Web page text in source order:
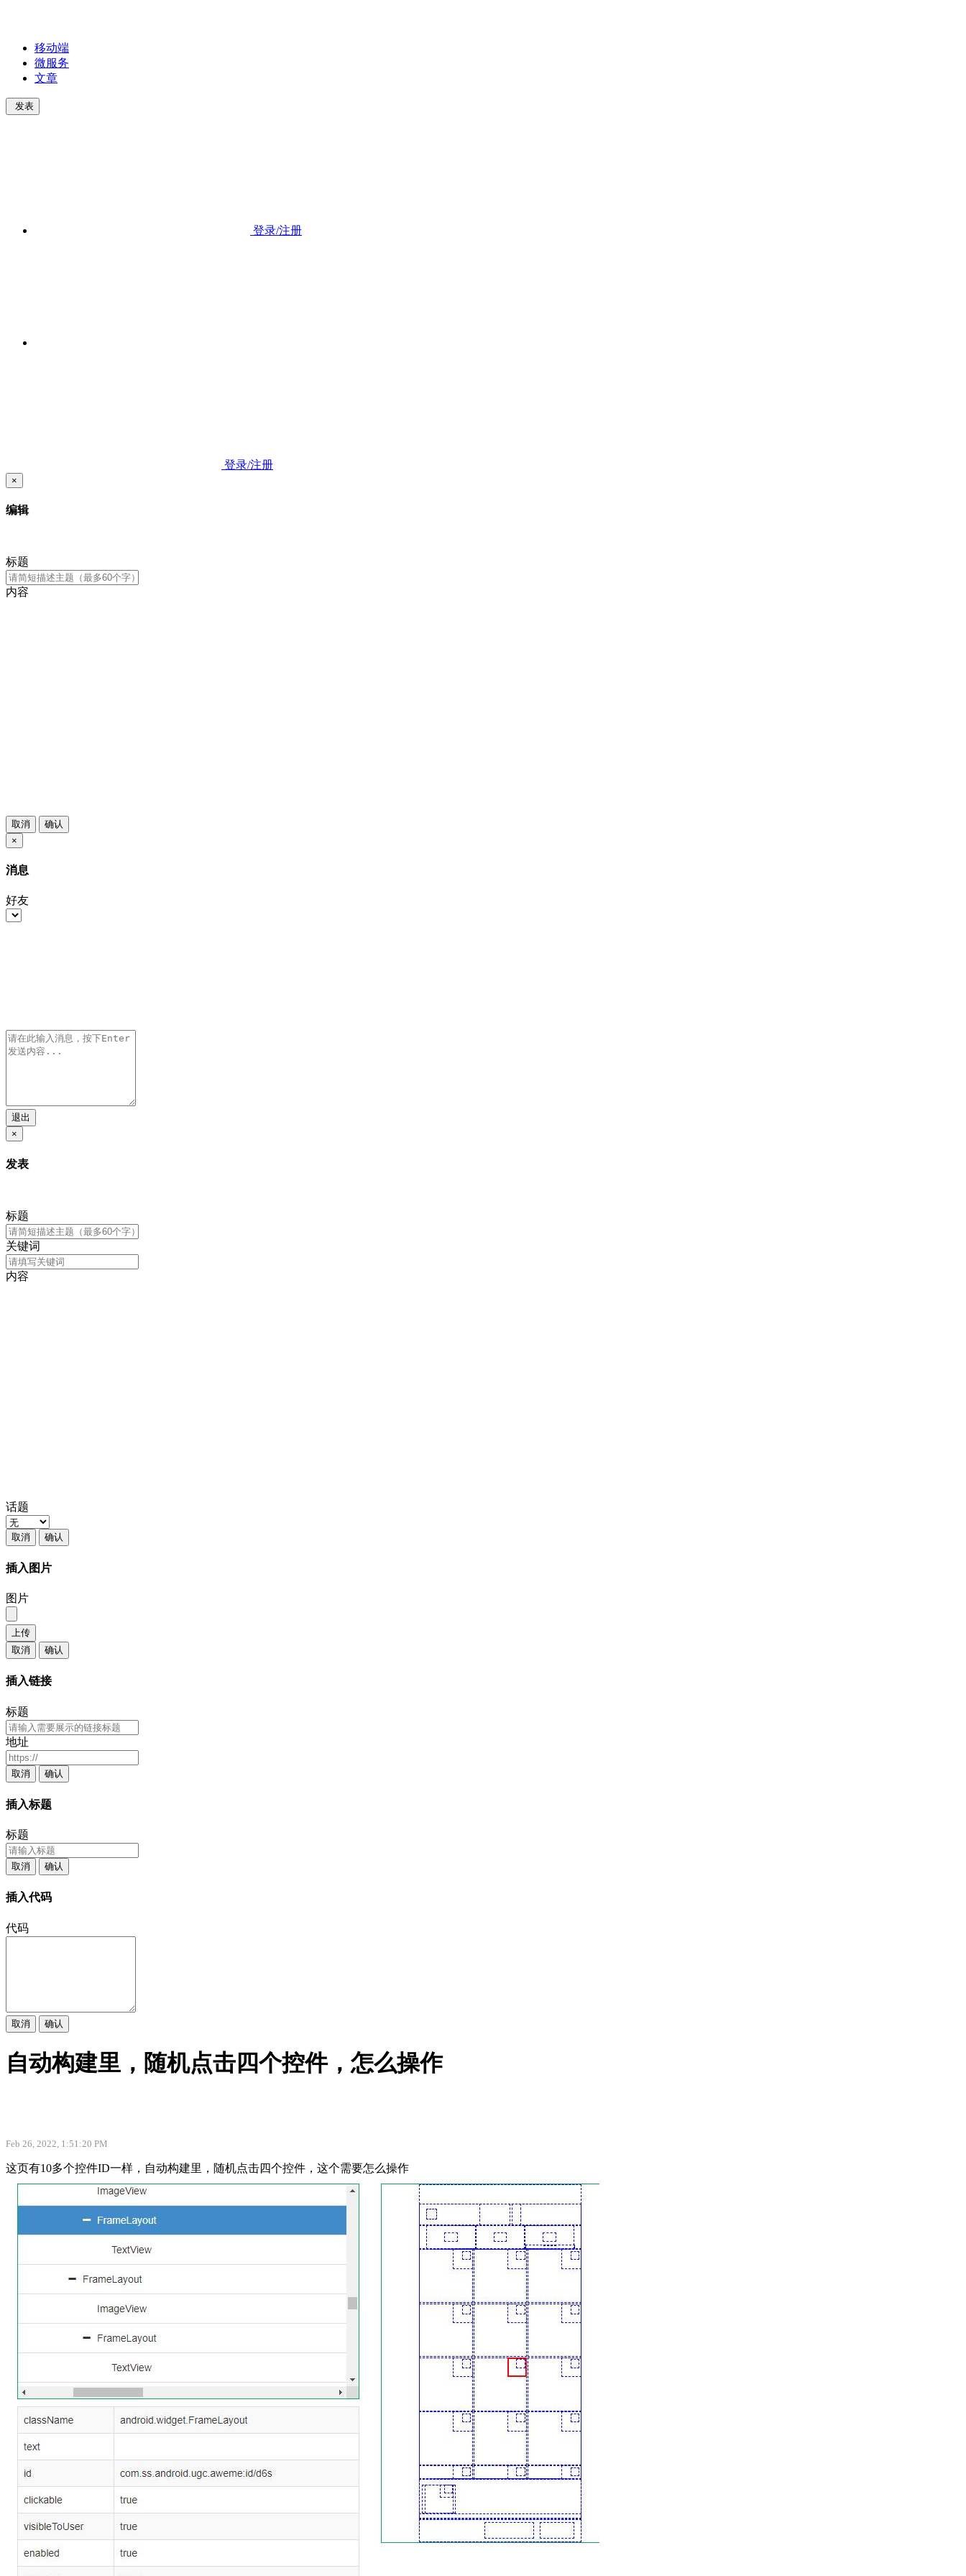
移动端
微服务
文章
发表
登录/注册
登录/注册
×
编辑
标题
内容
取消
确认
×
消息
好友
退出
×
发表
标题
关键词
内容
话题
取消 确认
插入图片
图片
上传
取消
确认
插入链接
标题
地址
取消 确认
插入标题
标题
取消 确认
插入代码
代码
取消 确认
自动构建里，随机点击四个控件，怎么操作
Feb 26, 2022, 1:51:20 PM
这页有10多个控件ID一样，自动构建里，随机点击四个控件，这个需要怎么操作